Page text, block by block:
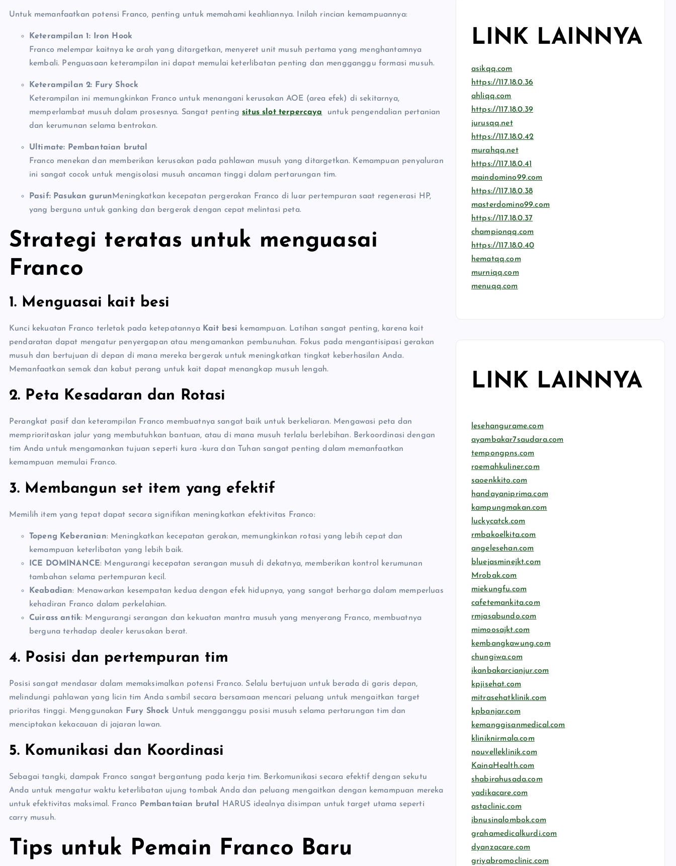
Untuk memanfaatkan potensi Franco, penting untuk memahami keahliannya. Inilah rincian kemampuannya:
Keterampilan 1: Iron Hook
Franco melempar kaitnya ke arah yang ditargetkan, menyeret unit musuh pertama yang menghantamnya
kembali. Penguasaan keterampilan ini dapat memulai keterlibatan penting dan mengganggu formasi musuh.
Keterampilan 2: Fury Shock
Keterampilan ini memungkinkan Franco untuk menangani kerusakan AOE (area efek) di sekitarnya,
memperlambat musuh dalam prosesnya. Sangat pentingsitus slot terpercaya
untuk pengendalian pertanian
dan kerumunan selama bentrokan.
Ultimate: Pembantaian brutal
Franco menekan dan memberikan kerusakan pada pahlawan musuh yang ditargetkan. Kemampuan penyaluran
ini sangat cocok untuk mengisolasi musuh ancaman tinggi dalam pertarungan tim.
Pasif: Pasukan gurunMeningkatkan kecepatan pergerakan Franco di luar pertempuran saat regenerasi HP,
yang berguna untuk ganking dan bergerak dengan cepat melintasi peta.
Strategi teratas untuk menguasai
Franco
1. Menguasai kait besi
Kunci kekuatan Franco terletak pada ketepatannya Kait besi kemampuan. Latihan sangat penting, karena kait
pendaratan dapat mengatur penyergapan atau mengamankan pembunuhan. Fokus pada mengantisipasi gerakan
musuh dan bertujuan di depan di mana mereka bergerak untuk meningkatkan tingkat keberhasilan Anda.
Memanfaatkan semak dan kabut perang untuk kait dapat menangkap musuh lengah.
2. Peta Kesadaran dan Rotasi
Perangkat pasif dan keterampilan Franco membuatnya sangat baik untuk berkeliaran. Mengawasi peta dan
memprioritaskan jalur yang membutuhkan bantuan, atau di mana musuh terlalu berlebihan. Berkoordinasi dengan
tim Anda untuk mengamankan tujuan seperti kura -kura dan Tuhan sangat penting dalam memanfaatkan
kemampuan memulai Franco.
3. Membangun set item yang efektif
Memilih item yang tepat dapat secara signifikan meningkatkan efektivitas Franco:
Topeng Keberanian: Meningkatkan kecepatan gerakan, memungkinkan rotasi yang lebih cepat dan
kemampuan keterlibatan yang lebih baik.
ICE DOMINANCE: Mengurangi kecepatan serangan musuh di dekatnya, memberikan kontrol kerumunan
tambahan selama pertempuran kecil.
Keabadian: Menawarkan kesempatan kedua dengan efek hidupnya, yang sangat berharga dalam memperluas
kehadiran Franco dalam perkelahian.
Cuirass antik: Mengurangi serangan dan kekuatan mantra musuh yang menyerang Franco, membuatnya
berguna terhadap dealer kerusakan berat.
4. Posisi dan pertempuran tim
Posisi sangat mendasar dalam memaksimalkan potensi Franco. Selalu bertujuan untuk berada di garis depan,
melindungi pahlawan yang licin tim Anda sambil secara bersamaan mencari peluang untuk mengaitkan target
prioritas tinggi. Menggunakan
Fury Shock Untuk mengganggu posisi musuh selama pertarungan tim dan
menciptakan kekacauan di jajaran lawan.
5. Komunikasi dan Koordinasi
Sebagai tangki, dampak Franco sangat bergantung pada kerja tim. Berkomunikasi secara efektif dengan sekutu
Anda untuk mengatur waktu keterlibatan ujung tombak Anda dan peluang mengaitkan dengan kemampuan mereka
untuk efektivitas maksimal. Franco
Pembantaian brutal
HARUS idealnya disimpan untuk target utama seperti
carry musuh.
Tips untuk Pemain Franco Baru
LINK LAINNYA
asikqq.com
https://117.18.0.36
ahliqq.com
https://117.18.0.39
jurusqq.net
https://117.18.0.42
murahqq.net
https://117.18.0.41
maindomino99.com
https://117.18.0.38
masterdomino99.com
https://117.18.0.37
championqq.com
https://117.18.0.40
hematqq.com
murniqq.com
menuqq.com
LINK LAINNYA
lesehangurame.com
ayambakar7saudara.com
tempongpns.com
roemahkuliner.com
saoenkkito.com
handayaniprima.com
kampungmakan.com
luckycatck.com
rmbakoelkita.com
angelesehan.com
bluejasminejkt.com
Mrobak.com
miekungfu.com
cafetemankita.com
rmjasabundo.com
mimoosajkt.com
kembangkawung.com
chungiwa.com
ikanbakarcianjur.com
kpjisehat.com
mitrasehatklinik.com
kpbanjar.com
kemanggisanmedical.com
kliniknirmala.com
nouvelleklinik.com
KainaHealth.com
shabirahusada.com
yadikacare.com
astaclinic.com
ibnusinalombok.com
grahamedicalkurdi.com
dyanzacare.com
griyabromoclinic.com